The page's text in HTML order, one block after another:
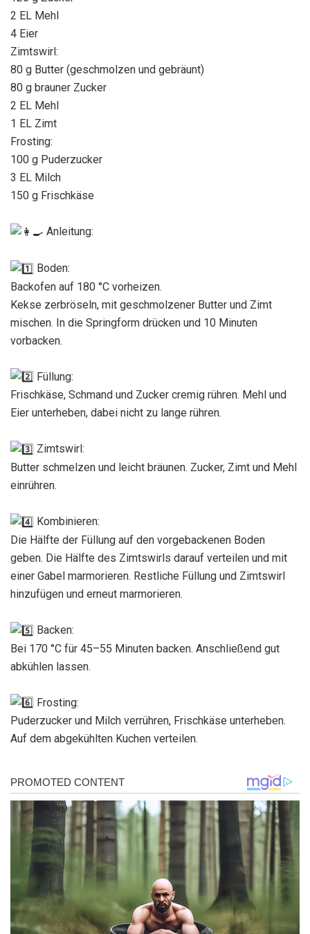
2 EL Mehl
4 Eier
Zimtswirl:
80 g Butter (geschmolzen und gebräunt)
80 g brauner Zucker
2 EL Mehl
1 EL Zimt
Frosting:
100 g Puderzucker
3 EL Milch
150 g Frischkäse
Anleitung:
Boden:
Backofen auf 180 °C vorheizen.
Kekse zerbröseln, mit geschmolzener Butter und Zimt
mischen. In die Springform drücken und 10 Minuten
vorbacken.
Füllung:
Frischkäse, Schmand und Zucker cremig rühren. Mehl und
Eier unterheben, dabei nicht zu lange rühren.
Zimtswirl:
Butter schmelzen und leicht bräunen. Zucker, Zimt und Mehl
einrühren.
Kombinieren:
Die Hälfte der Füllung auf den vorgebackenen Boden
geben. Die Hälfte des Zimtswirls darauf verteilen und mit
einer Gabel marmorieren. Restliche Füllung und Zimtswirl
hinzufügen und erneut marmorieren.
Backen:
Bei 170 °C für 45–55 Minuten backen. Anschließend gut
abkühlen lassen.
Frosting:
Puderzucker und Milch verrühren, Frischkäse unterheben.
Auf dem abgekühlten Kuchen verteilen.